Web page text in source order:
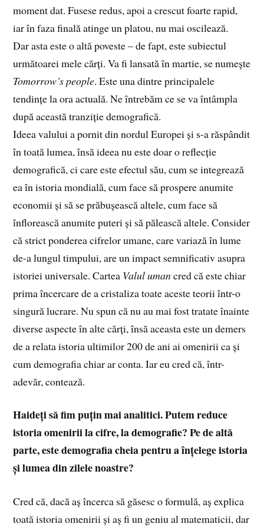
moment dat. Fusese redus, apoi a crescut foarte rapid,
iar în faza finală atinge un platou, nu mai oscilează.
Dar asta este o altă poveste – de fapt, este subiectul
următoarei mele cărți. Va fi lansată în martie, se numește
Tomorrow’s people. Este una dintre principalele
tendințe la ora actuală. Ne întrebăm ce se va întâmpla
după această tranziție demografică.
Ideea valului a pornit din nordul Europei și s-a răspândit
în toată lumea, însă ideea nu este doar o reflecție
demografică, ci care este efectul său, cum se integrează
ea în istoria mondială, cum face să prospere anumite
economii și să se prăbușească altele, cum face să
înflorească anumite puteri și să pălească altele. Consider
că strict ponderea cifrelor umane, care variază în lume
de-a lungul timpului, are un impact semnificativ asupra
istoriei universale. Cartea Valul umancred că este chiar
prima încercare de a cristaliza toate aceste teorii într-o
singură lucrare. Nu spun că nu au mai fost tratate înainte
diverse aspecte în alte cărți, însă aceasta este un demers
de a relata istoria ultimilor 200 de ani ai omenirii ca și
cum demografia chiar ar conta. Iar eu cred că, într-
adevăr, contează.
Haideți să fim puțin mai analitici. Putem reduce
istoria omenirii la cifre, la demografie? Pe de altă
parte, este demografia cheia pentru a înțelege istoria
și lumea din zilele noastre?
Cred că, dacă aș încerca să găsesc o formulă, aș explica
toată istoria omenirii și aș fi un geniu al matematicii, dar